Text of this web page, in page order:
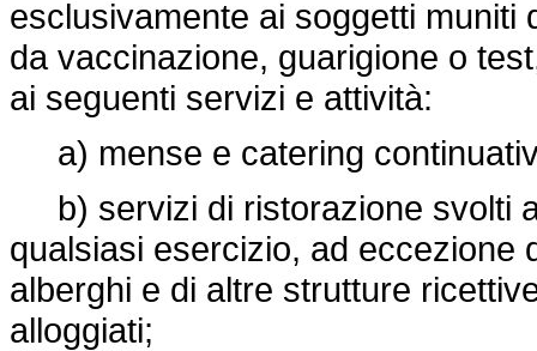
esclusivamente ai soggetti muniti
da vaccinazione, guarigione o
ai seguenti servizi e attività:
a) mense e catering
b) servizi di ristorazione svolti
qualsiasi esercizio, ad eccezione
alberghi e di altre strutture
alloggiati;